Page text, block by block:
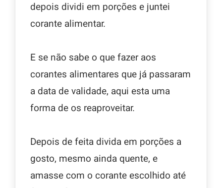
depois dividi em porções e juntei
corante alimentar.
E se não sabe o que fazer aos
corantes alimentares que já passaram
a data de validade, aqui esta uma
forma de os reaproveitar.
Depois de feita divida em porções a
gosto, mesmo ainda quente, e
amasse com o corante escolhido até